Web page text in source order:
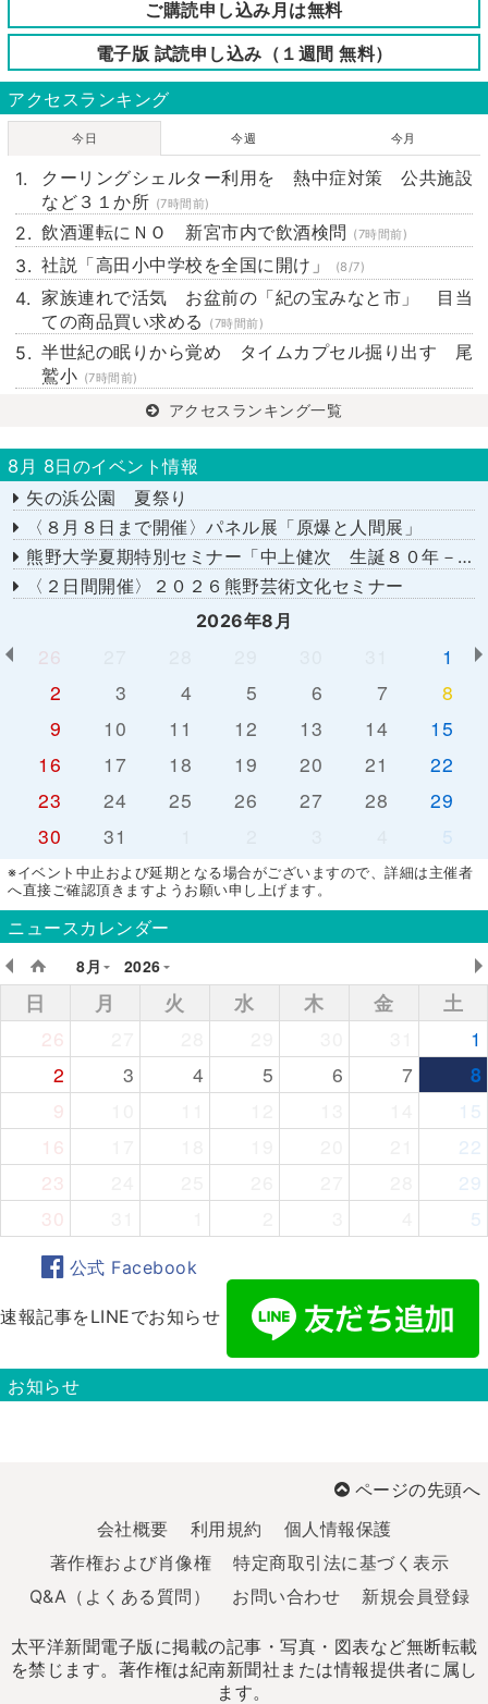
ご購読申し込み月は無料
電子版 試読申し込み（１週間 無料）
アクセスランキング
今日 今週 今月
クーリングシェルター利用を 熱中症対策 公共施設
など３１か所 (7時間前)
飲酒運転にＮＯ 新宮市内で飲酒検問 (7時間前)
社説「高田小中学校を全国に開け」 (8/7)
家族連れで活気 お盆前の「紀の宝みなと市」 目当
ての商品買い求める
(7時間前)
半世紀の眠りから覚め タイムカプセル掘り出す 尾
鷲小 (7時間前)
アクセスランキング一覧
8月 8日のイベント情報
矢の浜公園 夏祭り
〈８月８日まで開催〉パネル展「原爆と人間展」
熊野大学夏期特別セミナー「中上健次 生誕８０年－時代へのまなざし－」
〈２日間開催〉２０２６熊野芸術文化セミナー
2026年8月
26
1
2
3 4 5 6 7
8
9
10 11 12 13 14
15
16
17 18 19 20 21
22
23
24 25 26 27 28
29
30
31 5
※イベント中止および延期となる場合がございますので、詳細は主催者
へ直接ご確認頂きますようお願い申し上げます。
ニュースカレンダー
8月
2026
日 月 火 水 木 金
土
26
1
2
3 4 5 6 7
8
9
15
16
22
23
29
30
5
公式 Facebook
速報記事をLINEでお知らせ
お知らせ
ページの先頭へ
会社概要
利用規約
個人情報保護
著作権および肖像権
特定商取引法に基づく表示
Q&A（よくある質問）
お問い合わせ 新規会員登録
太平洋新聞電子版に掲載の記事・写真・図表など無断転載
を禁じます。著作権は紀南新聞社または情報提供者に属し
ます。